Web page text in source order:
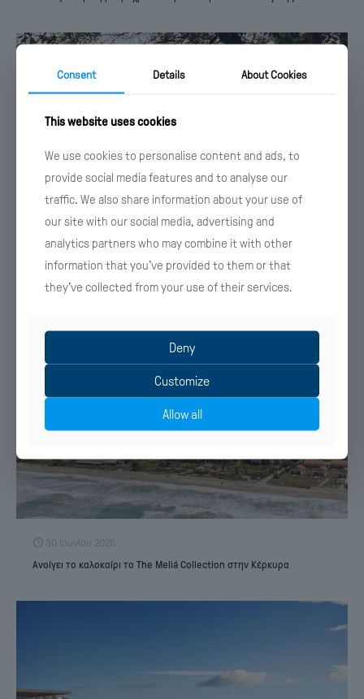
μίσθωση
30 Ιουνίου 2026
Ανοίγει το καλοκαίρι το The Meliá Collection στην Κέρκυρα
Consent Details About Cookies
This website uses cookies
We use cookies to personalise content and ads, to
provide social media features and to analyse our
traffic. We also share information about your use of
our site with our social media, advertising and
analytics partners who may combine it with other
information that you’ve provided to them or that
they’ve collected from your use of their services.
Deny
Customize
Allow all